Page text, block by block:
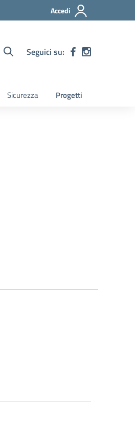
Accedi
Seguici su:
Sicurezza Progetti